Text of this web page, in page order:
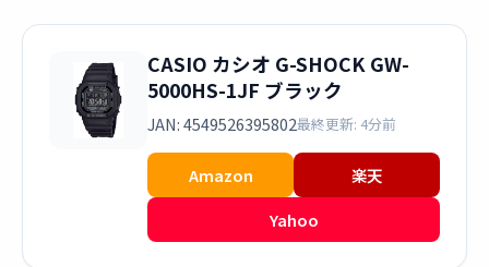
CASIO カシオ G-SHOCK GW-
5000HS-1JF ブラック
JAN: 4549526395802最終更新: 4分前
Amazon
楽天
Yahoo